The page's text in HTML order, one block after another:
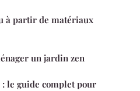
à partir de matériaux
un jardin zen
le guide complet pour